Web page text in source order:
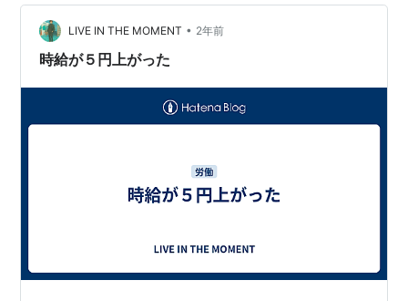
くらい稼げるのか体験者の例が書かれています。
www.nikkei.com 若い働き手が海外に流出してしまうの
は日本にとっては痛手ですが、給料（賃金）が高いんで
LIVE IN THE MOMENT • 2年前
時給が５円上がった